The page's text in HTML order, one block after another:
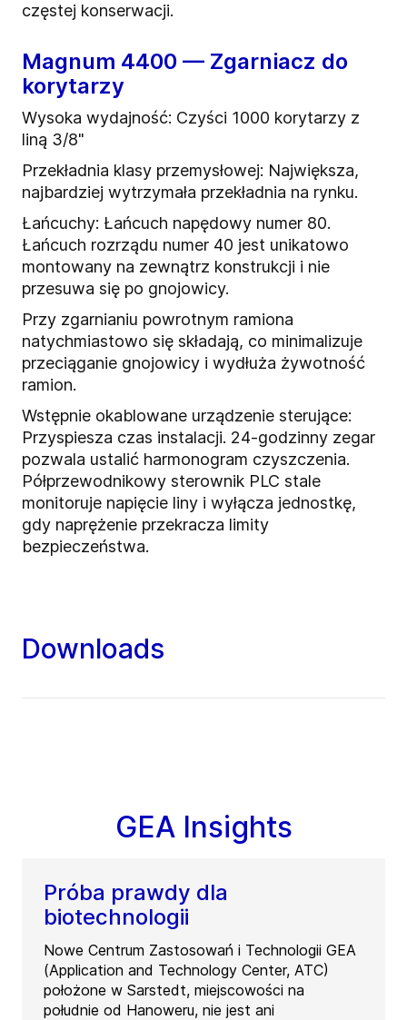
częstej konserwacji.
Magnum 4400 — Zgarniacz do
korytarzy
Wysoka wydajność: Czyści 1000 korytarzy z
liną 3/8"
Przekładnia klasy przemysłowej: Największa,
najbardziej wytrzymała przekładnia na rynku.
Łańcuchy: Łańcuch napędowy numer 80.
Łańcuch rozrządu numer 40 jest unikatowo
montowany na zewnątrz konstrukcji i nie
przesuwa się po gnojowicy.
Przy zgarnianiu powrotnym ramiona
natychmiastowo się składają, co minimalizuje
przeciąganie gnojowicy i wydłuża żywotność
ramion.
Wstępnie okablowane urządzenie sterujące:
Przyspiesza czas instalacji. 24-godzinny zegar
pozwala ustalić harmonogram czyszczenia.
Półprzewodnikowy sterownik PLC stale
monitoruje napięcie liny i wyłącza jednostkę,
gdy naprężenie przekracza limity
bezpieczeństwa.
Downloads
GEA Insights
Próba prawdy dla
biotechnologii
Nowe Centrum Zastosowań i Technologii GEA
(Application and Technology Center, ATC)
położone w Sarstedt, miejscowości na
południe od Hanoweru, nie jest ani